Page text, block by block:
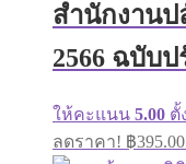
สำนักงาน
2566 ฉบับ
ให้คะแนน 5.00 ตั้
ลดราคา! ฿395.00